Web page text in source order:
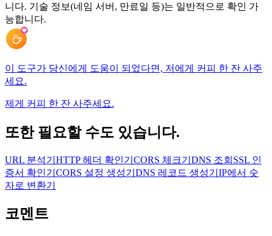
니다. 기술 정보(네임 서버, 만료일 등)는 일반적으로 확인 가
능합니다.
이 도구가 당신에게 도움이 되었다면, 저에게 커피 한 잔 사주
세요.
제게 커피 한 잔 사주세요.
또한 필요할 수도 있습니다.
URL 분석기 HTTP 헤더 확인기 CORS 체크기 DNS 조회 SSL 인
증서 확인기 CORS 설정 생성기 DNS 레코드 생성기 IP에서 숫
자로 변환기
코멘트